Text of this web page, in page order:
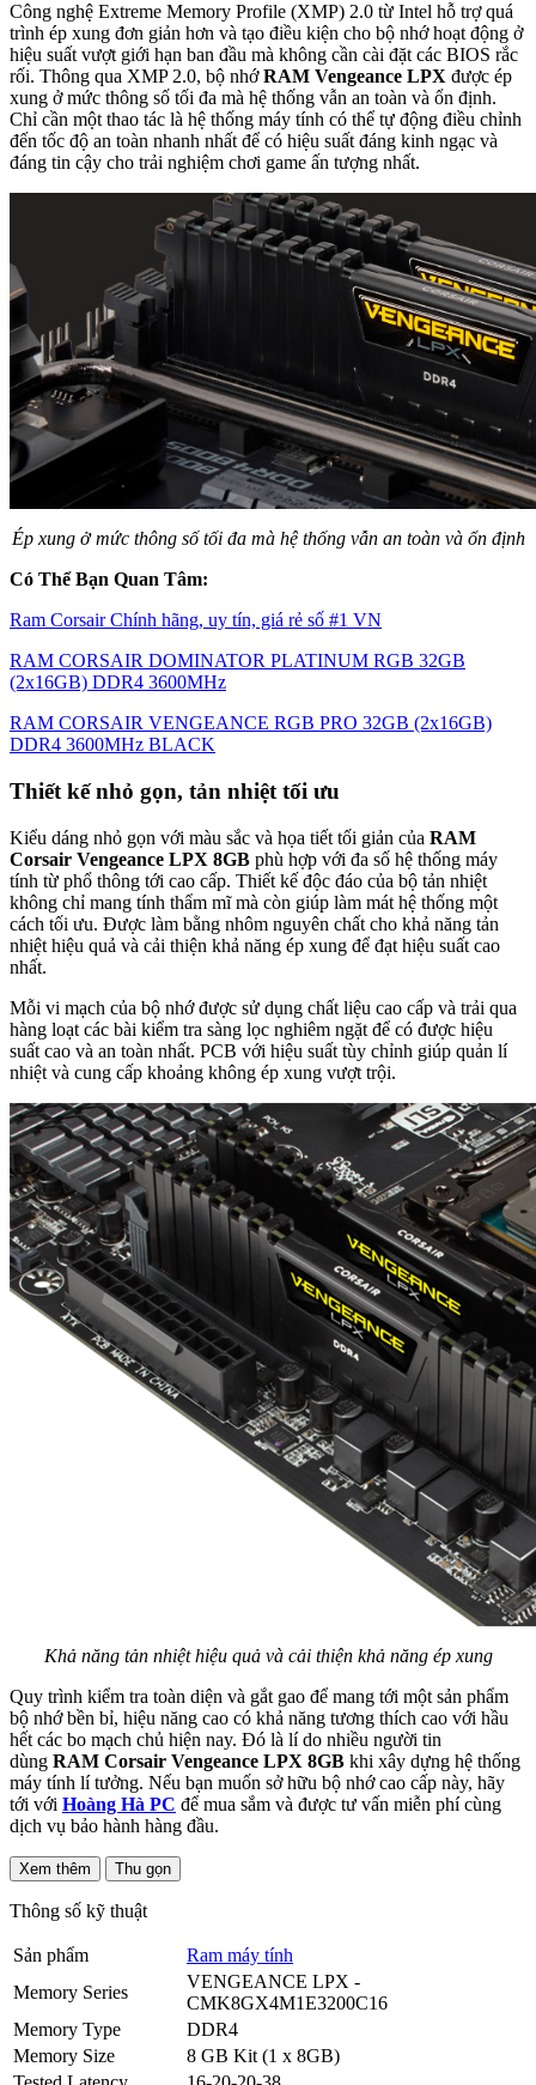
Công nghệ Extreme Memory Profile (XMP) 2.0 từ Intel hỗ trợ quá
trình ép xung đơn giản hơn và tạo điều kiện cho bộ nhớ hoạt động ở
hiệu suất vượt giới hạn ban đầu mà không cần cài đặt các BIOS rắc
rối. Thông qua XMP 2.0, bộ nhớRAM Vengeance LPX được ép
xung ở mức thông số tối đa mà hệ thống vẫn an toàn và ổn định.
Chỉ cần một thao tác là hệ thống máy tính có thể tự động điều chỉnh
đến tốc độ an toàn nhanh nhất để có hiệu suất đáng kinh ngạc và
đáng tin cậy cho trải nghiệm chơi game ấn tượng nhất.
Ép xung ở mức thông số tối đa mà hệ thống vẫn an toàn và ổn định
Có Thể Bạn Quan Tâm:
Ram Corsair Chính hãng, uy tín, giá rẻ số #1 VN
RAM CORSAIR DOMINATOR PLATINUM RGB 32GB
(2x16GB) DDR4 3600MHz
RAM CORSAIR VENGEANCE RGB PRO 32GB (2x16GB)
DDR4 3600MHz BLACK
Thiết kế nhỏ gọn, tản nhiệt tối ưu
Kiểu dáng nhỏ gọn với màu sắc và họa tiết tối giản của RAM
Corsair Vengeance LPX 8GB phù hợp với đa số hệ thống máy
tính từ phổ thông tới cao cấp. Thiết kế độc đáo của bộ tản nhiệt
không chỉ mang tính thẩm mĩ mà còn giúp làm mát hệ thống một
cách tối ưu. Được làm bằng nhôm nguyên chất cho khả năng tản
nhiệt hiệu quả và cải thiện khả năng ép xung để đạt hiệu suất cao
nhất.
Mỗi vi mạch của bộ nhớ được sử dụng chất liệu cao cấp và trải qua
hàng loạt các bài kiểm tra sàng lọc nghiêm ngặt để có được hiệu
suất cao và an toàn nhất. PCB với hiệu suất tùy chỉnh giúp quản lí
nhiệt và cung cấp khoảng không ép xung vượt trội.
Khả năng tản nhiệt hiệu quả và cải thiện khả năng ép xung
Quy trình kiểm tra toàn diện và gắt gao để mang tới một sản phẩm
bộ nhớ bền bỉ, hiệu năng cao có khả năng tương thích cao với hầu
hết các bo mạch chủ hiện nay. Đó là lí do nhiều người tin
dùng RAM Corsair Vengeance LPX 8GB khi xây dựng hệ thống
máy tính lí tưởng. Nếu bạn muốn sở hữu bộ nhớ cao cấp này, hãy
tới với Hoàng Hà PC để mua sắm và được tư vấn miễn phí cùng
dịch vụ bảo hành hàng đầu.
Xem thêm Thu gọn
Thông số kỹ thuật
Sản phẩm
Ram máy tính
Memory Series
VENGEANCE LPX -
CMK8GX4M1E3200C16
Memory Type
DDR4
Memory Size
8 GB Kit (1 x 8GB)